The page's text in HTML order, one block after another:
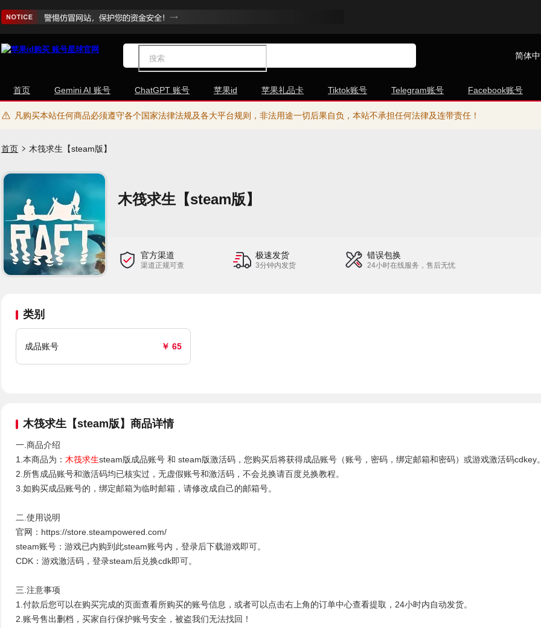
简体
首页 Gemini AI 账号 ChatGPT 账号 苹果id 苹果礼品卡 Tiktok账号 Telegram账号 Facebook账号
凡购买本站任何商品必须遵守各个国家法律法规及各大平台规则，非法用途一切后果自负，本站不承担任何法律及连带责任！
首页 木筏求生【steam版】
木筏求生【steam版】
官方渠道
渠道正规可查
极速发货
3分钟内发货
错误包换
24小时在线服务，售后无忧
类别
成品账号 ￥ 65
木筏求生【steam版】商品详情
一.商品介绍
1.本商品为： 木筏求生steam版成品账号 和 steam版激活码，您购买后将获得成品账号（账号，密码，绑定邮箱和密码）或游戏激活码cdkey
2.所售成品账号和激活码均已核实过，无虚假账号和激活码，不会兑换请百度兑换教程。
3.如购买成品账号的，绑定邮箱为临时邮箱，请修改成自己的邮箱号。
二.使用说明
官网：https://store.steampowered.com/
steam账号：游戏已内购到此steam账号内，登录后下载游戏即可。
CDK：游戏激活码，登录steam后兑换cdk即可。
三.注意事项
1.付款后您可以在购买完成的页面查看所购买的账号信息，或者可以点击右上角的订单中心查看提取，24小时内自动发货。
2.账号售出删档，买家自行保护账号安全，被盗我们无法找回！